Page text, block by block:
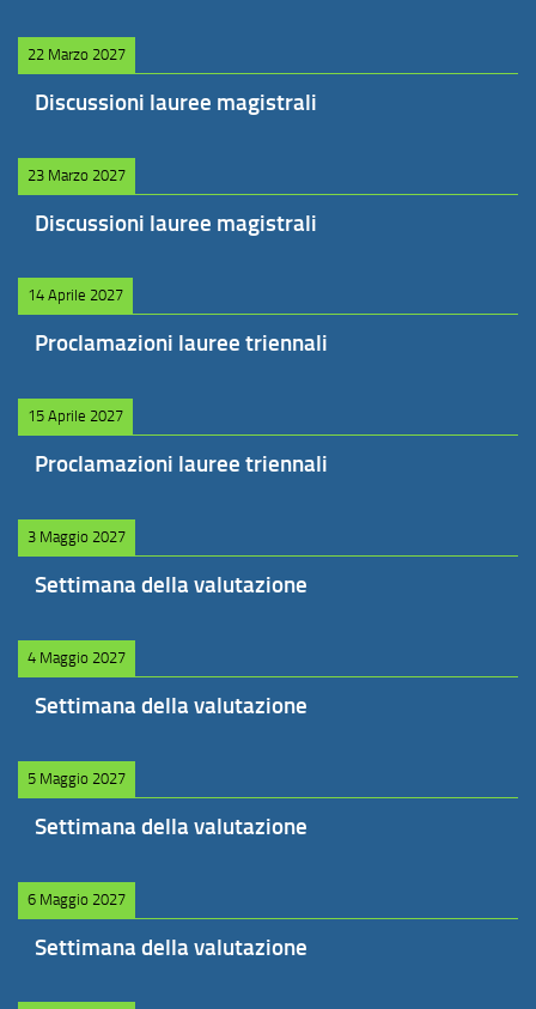
22 Marzo 2027
Discussioni lauree magistrali
23 Marzo 2027
Discussioni lauree magistrali
14 Aprile 2027
Proclamazioni lauree triennali
15 Aprile 2027
Proclamazioni lauree triennali
3 Maggio 2027
Settimana della valutazione
4 Maggio 2027
Settimana della valutazione
5 Maggio 2027
Settimana della valutazione
6 Maggio 2027
Settimana della valutazione